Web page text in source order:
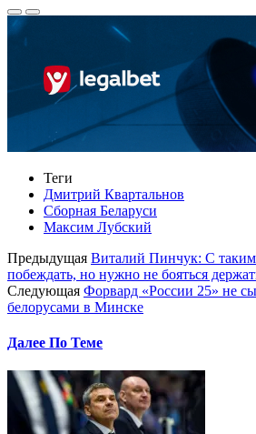
Теги
Дмитрий Квартальнов
Сборная Беларуси
Максим Лубский
Предыдущая Виталий Пинчук: С
побеждать, но нужно не бояться
Следующая Форвард «России 25» не
белорусами в Минске
Далее По Теме